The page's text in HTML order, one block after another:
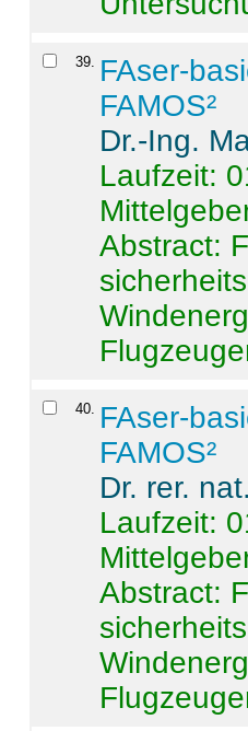
39. FAser-
FAMOS²
Dr.-Ing.
Laufzeit:
Abstract:
40. FAser-
FAMOS²
Dr. rer.
Laufzeit:
Abstract: